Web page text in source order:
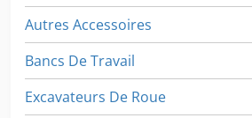
Autres Accessoires
Bancs De Travail
Excavateurs De Roue